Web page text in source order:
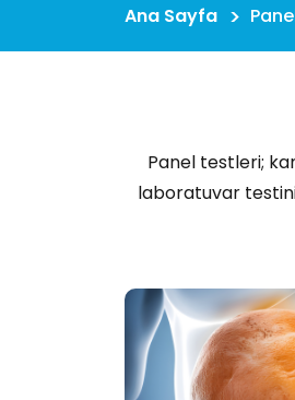
Ana Sayfa
Panel testleri;
laboratuvar